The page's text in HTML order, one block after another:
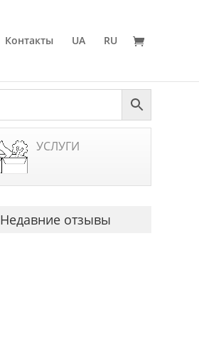
Контакты UA RU
УСЛУГИ
Недавние отзывы